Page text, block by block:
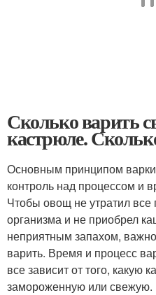
Сколько варить
кастрюле.
Основным принципом
контроль над процессом и
Чтобы овощ не утратил
организма и не приобрел
неприятным запахом,
варить. Время и процесс
все зависит от того, какую
замороженную или свежую.